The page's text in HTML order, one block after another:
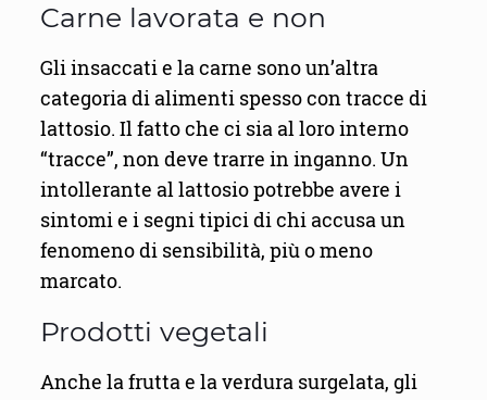
Carne lavorata e non
Gli insaccati e la carne sono un’altra
categoria di alimenti spesso con tracce di
lattosio. Il fatto che ci sia al loro interno
“tracce”, non deve trarre in inganno. Un
intollerante al lattosio potrebbe avere i
sintomi e i segni tipici di chi accusa un
fenomeno di sensibilità, più o meno
marcato.
Prodotti vegetali
Anche la frutta e la verdura surgelata, gli